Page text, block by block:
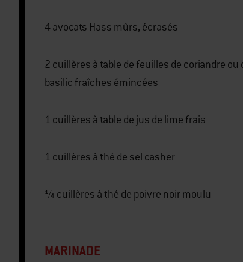
4 avocats Hass mûrs, écrasés
2 cuillères à table de feuilles de coriandre ou de
basilic fraîches émincées
1 cuillères à table de jus de lime frais
1 cuillères à thé de sel casher
¼ cuillères à thé de poivre noir moulu
MARINADE